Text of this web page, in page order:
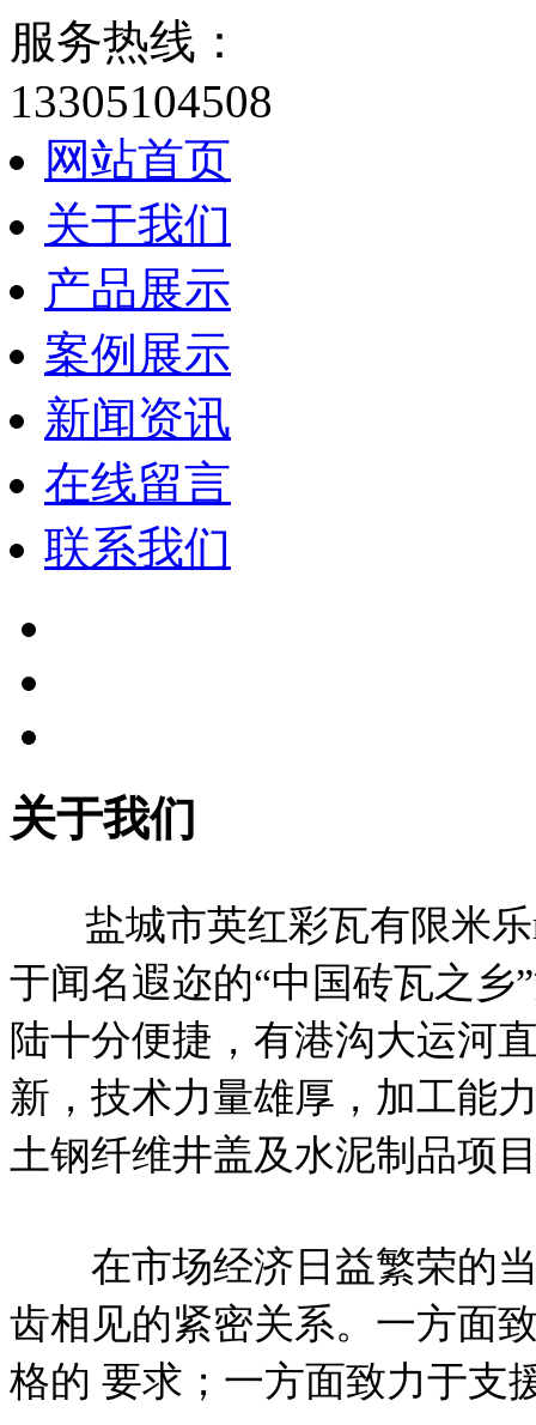
服务热线：
13305104508
网站首页
关于我们
产品展示
案例展示
新闻资讯
在线留言
联系我们
关于我们
盐城市英红彩瓦有限米乐
于闻名遐迩的“中国砖瓦之
陆十分便捷，有港沟大运河
新，技术力量雄厚，加工能
土钢纤维井盖及水泥制品项
在市场经济日益繁荣的当
齿相见的紧密关系。一方面
格的 要求；一方面致力于支